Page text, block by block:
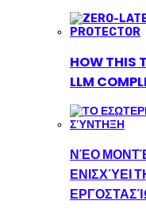
HOW THIS
LLM
ΝΈΟ
ΕΝΙΣΧΎΕΙ